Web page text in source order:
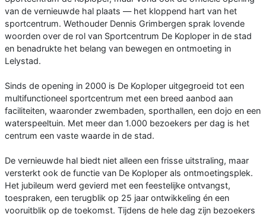
van de vernieuwde hal plaats — het kloppend hart van het
sportcentrum. Wethouder Dennis Grimbergen sprak lovende
woorden over de rol van Sportcentrum De Koploper in de stad
en benadrukte het belang van bewegen en ontmoeting in
Lelystad.
Sinds de opening in 2000 is De Koploper uitgegroeid tot een
multifunctioneel sportcentrum met een breed aanbod aan
faciliteiten, waaronder zwembaden, sporthallen, een dojo en een
waterspeeltuin. Met meer dan 1.000 bezoekers per dag is het
centrum een vaste waarde in de stad.
De vernieuwde hal biedt niet alleen een frisse uitstraling, maar
versterkt ook de functie van De Koploper als ontmoetingsplek.
Het jubileum werd gevierd met een feestelijke ontvangst,
toespraken, een terugblik op 25 jaar ontwikkeling én een
vooruitblik op de toekomst. Tijdens de hele dag zijn bezoekers